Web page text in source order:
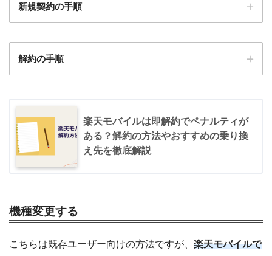
新規契約の手順
STEP.1
アクセス後、お申し込みボタンをタップして下さい。
STEP.2
「この内容で申し込む」をタップ
解約の手順
my 楽天モバイルにアクセス
アプリ版はこちら
ブラウザ版はこちら
契約プランメニューの「各種手続き」をタップ
楽天モバイルは即解約でペナルティが
ある？解約の方法やおすすめの乗り換
え先を徹底解説
機種変更する
こちらは既存ユーザー向けの方法ですが、 楽天モバイルで